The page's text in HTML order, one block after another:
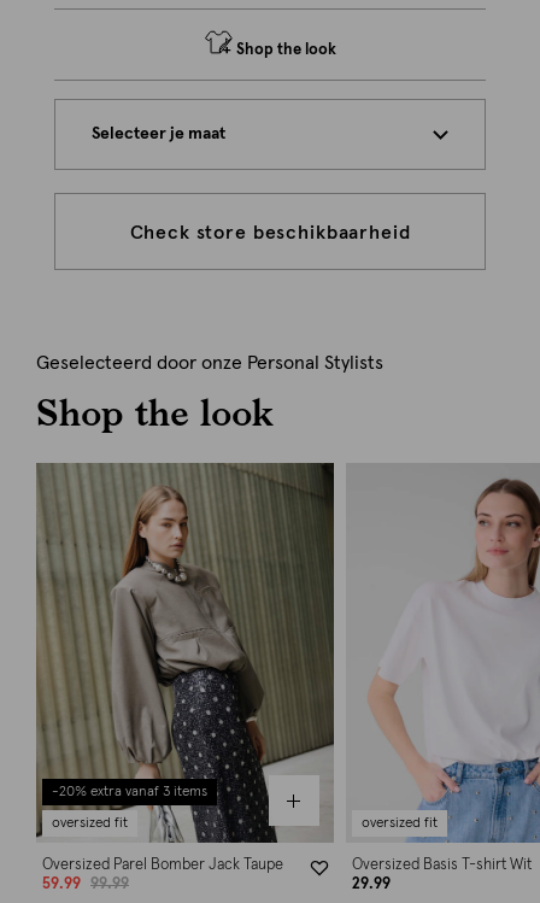
Shop the look
Selecteer je maat
Check store beschikbaarheid
Geselecteerd door onze Personal Stylists
Shop the look
-20% extra vanaf 3 items
oversized fit
Oversized Parel Bomber Jack Taupe
59.99
99.99
oversized fit
Oversized Basis T-shirt Wit
29.99